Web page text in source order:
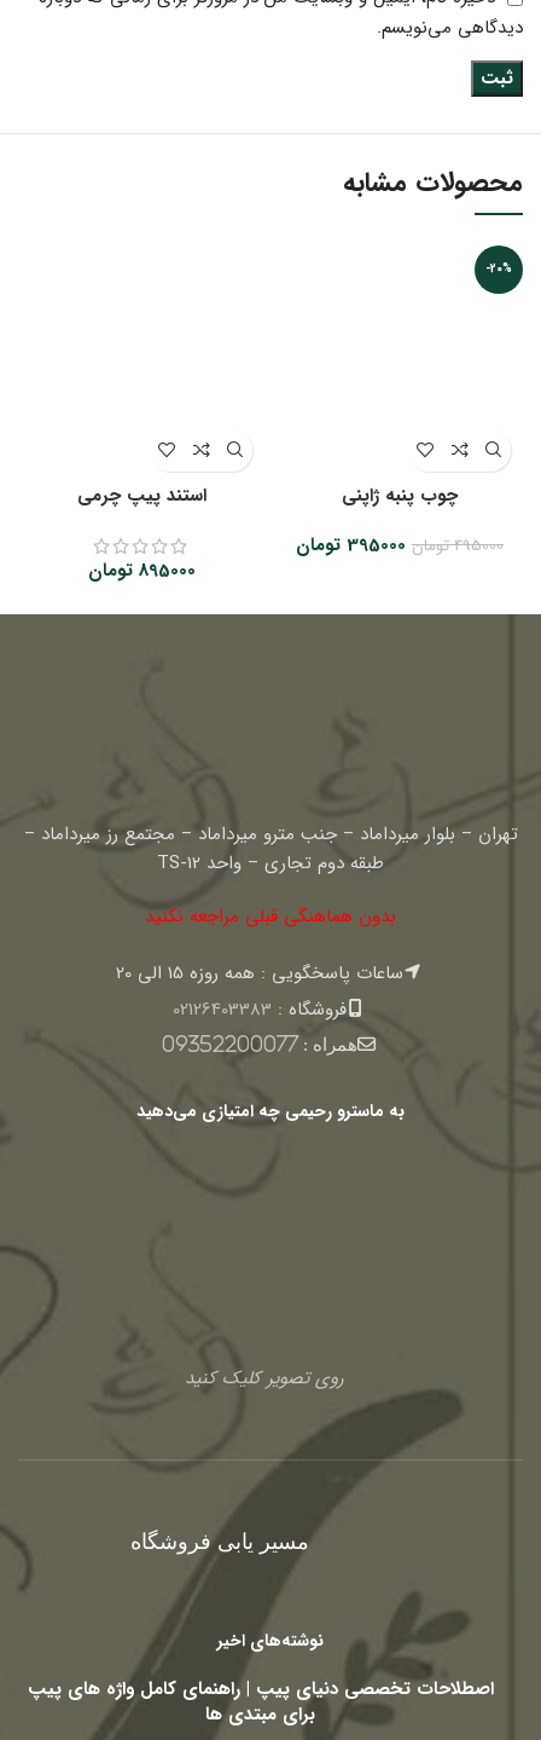
دیدگاهی می‌نویسم.
محصولات مشابه
-20%
چوب پنبه ژاپنی
495000تومان قیمت
بود.
395000 تومان
استند پیپ چرمی
895000 تومان
تهران – بلوار میرداماد – جنب مترو میرداماد – مجتمع رز میرداماد –
طبقه دوم تجاری – واحد TS-12
بدون هماهنگی قبلی مراجعه نکنید
ساعات پاسخگویی : همه روزه 15 الی 20
فروشگاه : 02126403383
همراه :09352200077
به ماسترو رحیمی چه امتیازی می‌دهید
روی تصویر کلیک کنید
مسیر یابی فروشگاه
نوشته‌های اخیر
اصطلاحات تخصصی دنیای پیپ | راهنمای کامل واژه های پیپ
برای مبتدی ها